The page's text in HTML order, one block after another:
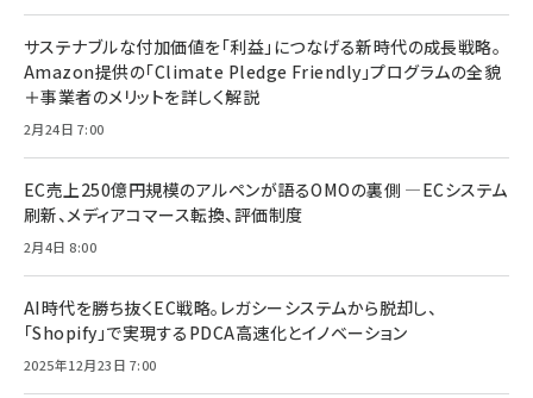
サステナブルな付加価値を「利益」につなげる新時代の成長戦略。
Amazon提供の「Climate Pledge Friendly」プログラムの全貌
＋事業者のメリットを詳しく解説
2月24日 7:00
EC売上250億円規模のアルペンが語るOMOの裏側 ―ECシステム
刷新、メディアコマース転換、評価制度
2月4日 8:00
AI時代を勝ち抜くEC戦略。レガシーシステムから脱却し、
「Shopify」で実現するPDCA高速化とイノベーション
2025年12月23日 7:00